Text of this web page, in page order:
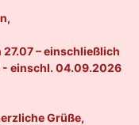
– einschließlich
- einschl. 04.09.2026
Grüße,